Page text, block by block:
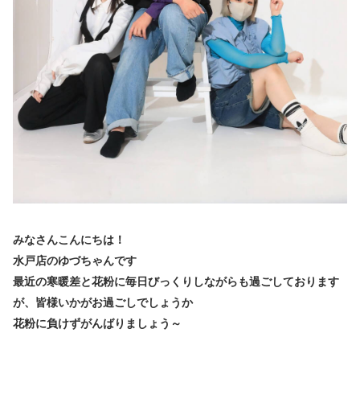
みなさんこんにちは！
水戸店のゆづちゃんです
最近の寒暖差と花粉に毎日びっくりしながらも過ごしております
が、皆様いかがお過ごしでしょうか
花粉に負けずがんばりましょう～